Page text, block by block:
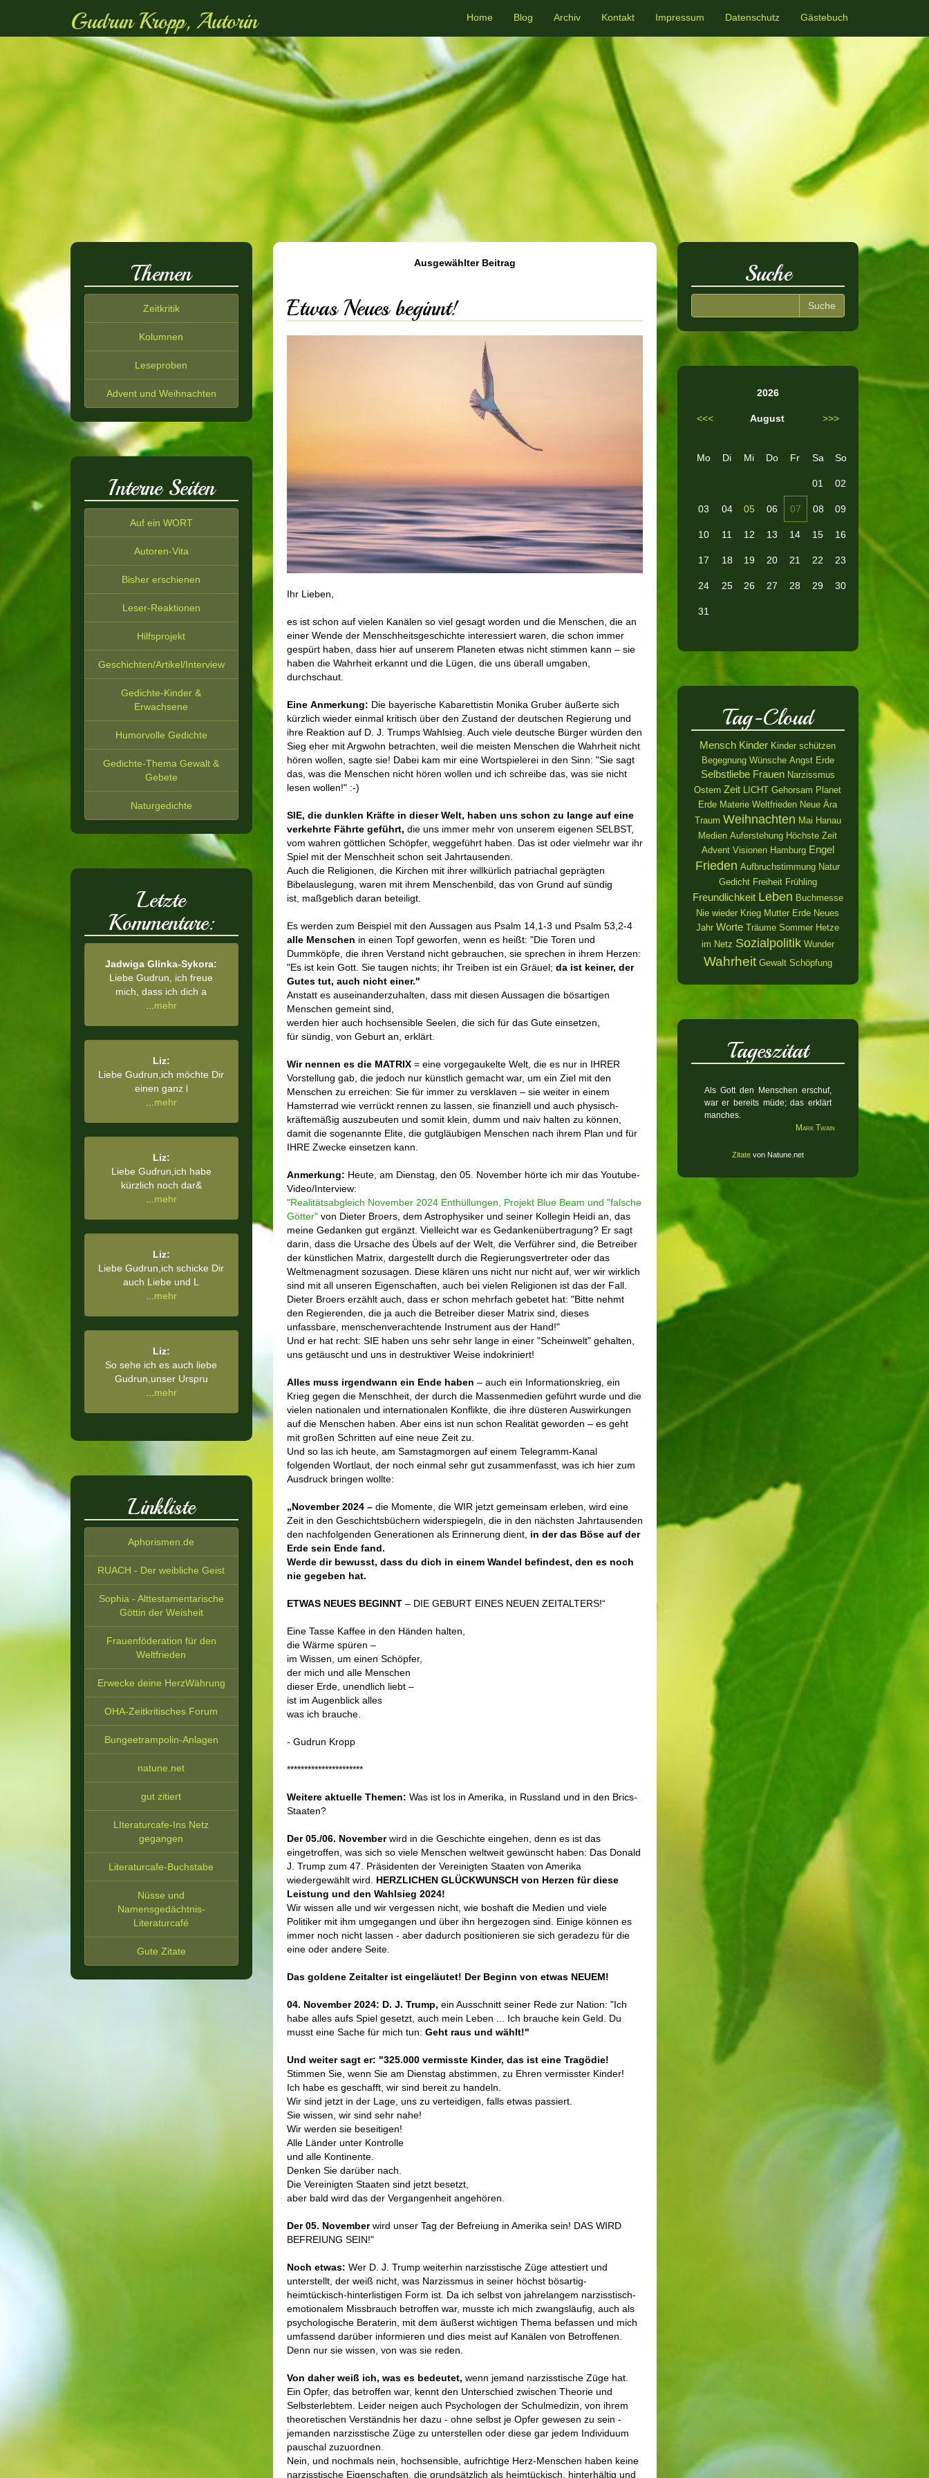
Gudrun Kropp, Autorin Home Blog Archiv Kontakt Impressum Datenschutz Gästebuch
Ausgewählter Beitrag
Etwas Neues beginnt!
Ihr Lieben,
es ist schon auf vielen Kanälen so viel gesagt worden und die Menschen, die an
einer Wende der Menschheitsgeschichte interessiert waren, die schon immer
gespürt haben, dass hier auf unserem Planeten etwas nicht stimmen kann – sie
haben die Wahrheit erkannt und die Lügen, die uns überall umgaben,
durchschaut.
Eine Anmerkung: Die bayerische Kabarettistin Monika Gruber äußerte sich
kürzlich wieder einmal kritisch über den Zustand der deutschen Regierung und
ihre Reaktion auf D. J. Trumps Wahlsieg. Auch viele deutsche Bürger würden den
Sieg eher mit Argwohn betrachten, weil die meisten Menschen die Wahrheit nicht
hören wollen, sagte sie! Dabei kam mir eine Wortspielerei in den Sinn: "Sie sagt
das, was die Menschen nicht hören wollen und ich schreibe das, was sie nicht
lesen wollen!" :-)
SIE, die dunklen Kräfte in dieser Welt, haben uns schon zu lange auf eine
verkehrte Fährte geführt, die uns immer mehr von unserem eigenen SELBST,
vom wahren göttlichen Schöpfer, weggeführt haben. Das ist oder vielmehr war ihr
Spiel mit der Menschheit schon seit Jahrtausenden.
Auch die Religionen, die Kirchen mit ihrer willkürlich patriachal geprägten
Bibelauslegung, waren mit ihrem Menschenbild, das von Grund auf sündig
ist, maßgeblich daran beteiligt.
Es werden zum Beispiel mit den Aussagen aus Psalm 14,1-3 und Psalm 53,2-4
alle Menschen in einen Topf geworfen, wenn es heißt: "Die Toren und
Dummköpfe, die ihren Verstand nicht gebrauchen, sie sprechen in ihrem Herzen:
"Es ist kein Gott. Sie taugen nichts; ihr Treiben ist ein Gräuel; da ist keiner, der
Gutes tut, auch nicht einer."
Anstatt es auseinanderzuhalten, dass mit diesen Aussagen die bösartigen
Menschen gemeint sind,
werden hier auch hochsensible Seelen, die sich für das Gute einsetzen,
für sündig, von Geburt an, erklärt.
Wir nennen es die MATRIX= eine vorgegaukelte Welt, die es nur in IHRER
Vorstellung gab, die jedoch nur künstlich gemacht war, um ein Ziel mit den
Menschen zu erreichen: Sie für immer zu versklaven – sie weiter in einem
Hamsterrad wie verrückt rennen zu lassen, sie finanziell und auch physisch-
kräftemäßig auszubeuten und somit klein, dumm und naiv halten zu können,
damit die sogenannte Elite, die gutgläubigen Menschen nach ihrem Plan und für
IHRE Zwecke einsetzen kann.
Anmerkung: Heute, am Dienstag, den 05. November hörte ich mir das Youtube-
Video/Interview:
"Realitätsabgleich November 2024 Enthüllungen, Projekt Blue Beam und "falsche
Götter" von Dieter Broers, dem Astrophysiker und seiner Kollegin Heidi an, das
meine Gedanken gut ergänzt. Vielleicht war es Gedankenübertragung? Er sagt
darin, dass die Ursache des Übels auf der Welt, die Verführer sind, die Betreiber
der künstlichen Matrix, dargestellt durch die Regierungsvertreter oder das
Weltmenagment sozusagen. Diese klären uns nicht nur nicht auf, wer wir wirklich
sind mit all unseren Eigenschaften, auch bei vielen Religionen ist das der Fall.
Dieter Broers erzählt auch, dass er schon mehrfach gebetet hat: "Bitte nehmt
den Regierenden, die ja auch die Betreiber dieser Matrix sind, dieses
unfassbare, menschenverachtende Instrument aus der Hand!"
Und er hat recht: SIE haben uns sehr sehr lange in einer "Scheinwelt" gehalten,
uns getäuscht und uns in destruktiver Weise indokriniert!
Alles muss irgendwann ein Ende haben – auch ein Informationskrieg, ein
Krieg gegen die Menschheit, der durch die Massenmedien geführt wurde und die
vielen nationalen und internationalen Konflikte, die ihre düsteren Auswirkungen
auf die Menschen haben. Aber eins ist nun schon Realität geworden – es geht
mit großen Schritten auf eine neue Zeit zu.
Und so las ich heute, am Samstagmorgen auf einem Telegramm-Kanal
folgenden Wortlaut, der noch einmal sehr gut zusammenfasst, was ich hier zum
Ausdruck bringen wollte:
„November 2024 – die Momente, die WIR jetzt gemeinsam erleben, wird eine
Zeit in den Geschichtsbüchern widerspiegeln, die in den nächsten Jahrtausenden
den nachfolgenden Generationen als Erinnerung dient, in der das Böse auf der
Erde sein Ende fand.
Werde dir bewusst, dass du dich in einem Wandel befindest, den es noch
nie gegeben hat.
ETWAS NEUES BEGINNT – DIE GEBURT EINES NEUEN ZEITALTERS!“
Eine Tasse Kaffee in den Händen halten,
die Wärme spüren –
im Wissen, um einen Schöpfer,
der mich und alle Menschen
dieser Erde, unendlich liebt –
ist im Augenblick alles
was ich brauche.
- Gudrun Kropp
**********************
Weitere aktuelle Themen: Was ist los in Amerika, in Russland und in den Brics-
Staaten?
Der 05./06. Novemberwird in die Geschichte eingehen, denn es ist das
eingetroffen, was sich so viele Menschen weltweit gewünscht haben: Das Donald
J. Trump zum 47. Präsidenten der Vereinigten Staaten von Amerika
wiedergewählt wird. HERZLICHEN GLÜCKWUNSCH von Herzen für diese
Leistung und den Wahlsieg 2024!
Wir wissen alle und wir vergessen nicht, wie boshaft die Medien und viele
Politiker mit ihm umgegangen und über ihn hergezogen sind. Einige können es
immer noch nicht lassen - aber dadurch positionieren sie sich geradezu für die
eine oder andere Seite.
Das goldene Zeitalter ist eingeläutet! Der Beginn von etwas NEUEM!
04. November 2024: D. J. Trump, ein Ausschnitt seiner Rede zur Nation: "Ich
habe alles aufs Spiel gesetzt, auch mein Leben ... Ich brauche kein Geld. Du
musst eine Sache für mich tun: Geht raus und wählt!"
Und weiter sagt er: "325.000 vermisste Kinder, das ist eine Tragödie!
Stimmen Sie, wenn Sie am Dienstag abstimmen, zu Ehren vermisster Kinder!
Ich habe es geschafft, wir sind bereit zu handeln.
Wir sind jetzt in der Lage, uns zu verteidigen, falls etwas passiert.
Sie wissen, wir sind sehr nahe!
Wir werden sie beseitigen!
Alle Länder unter Kontrolle
und alle Kontinente.
Denken Sie darüber nach.
Die Vereinigten Staaten sind jetzt besetzt,
aber bald wird das der Vergangenheit angehören.
Der 05. Novemberwird unser Tag der Befreiung in Amerika sein! DAS WIRD
BEFREIUNG SEIN!"
Noch etwas: Wer D. J. Trump weiterhin narzisstische Züge attestiert und
unterstellt, der weiß nicht, was Narzissmus in seiner höchst bösartig-
heimtückisch-hinterlistigen Form ist. Da ich selbst von jahrelangem narzisstisch-
emotionalem Missbrauch betroffen war, musste ich mich zwangsläufig, auch als
psychologische Beraterin, mit dem äußerst wichtigen Thema befassen und mich
umfassend darüber informieren und dies meist auf Kanälen von Betroffenen.
Denn nur sie wissen, von was sie reden.
Von daher weiß ich, was es bedeutet, wenn jemand narzisstische Züge hat.
Ein Opfer, das betroffen war, kennt den Unterschied zwischen Theorie und
Selbsterlebtem. Leider neigen auch Psychologen der Schulmedizin, von ihrem
theoretischen Verständnis her dazu - ohne selbst je Opfer gewesen zu sein -
jemanden narzisstische Züge zu unterstellen oder diese gar jedem Individuum
pauschal zuzuordnen.
Nein, und nochmals nein, hochsensible, aufrichtige Herz-Menschen haben keine
narzisstische Eigenschaften, die grundsätzlich als heimtückisch, hinterhältig und
Themen
Zeitkritik
Kolumnen
Leseproben
Advent und Weihnachten
Interne Seiten
Auf ein WORT
Autoren-Vita
Bisher erschienen
Leser-Reaktionen
Hilfsprojekt
Geschichten/Artikel/Interview
Gedichte-Kinder &
Erwachsene
Humorvolle Gedichte
Gedichte-Thema Gewalt &
Gebete
Naturgedichte
Letzte
Kommentare:
Jadwiga Glinka-Sykora:
Liebe Gudrun, ich freue
mich, dass ich dich a
mehr
Liz:
Liebe Gudrun,ich möchte Dir
einen ganz l
mehr
Liz:
Liebe Gudrun,ich habe
kürzlich noch dar&
mehr
Liz:
Liebe Gudrun,ich schicke Dir
auch Liebe und L
mehr
Liz:
So sehe ich es auch liebe
Gudrun,unser Urspru
mehr
Linkliste
Aphorismen.de
RUACH - Der weibliche Geist
Sophia - Alttestamentarische
Göttin der Weisheit
Frauenföderation für den
Weltfrieden
Erwecke deine HerzWährung
OHA-Zeitkritisches Forum
Bungeetrampolin-Anlagen
natune.net
gut zitiert
LIteraturcafe-Ins Netz
gegangen
Literaturcafe-Buchstabe
Nüsse und
Namensgedächtnis-
Literaturcafé
Gute Zitate
Suche
2026
<<< August >>>
Mo Di Mi Do Fr Sa So
01 02
03 04 05 06 07 08 09
10 11 12 13 14 15 16
17 18 19 20 21 22 23
24 25 26 27 28 29 30
31
Tag-Cloud
Mensch Kinder Kinder schützen
Begegnung Wünsche Angst Erde
Selbstliebe Frauen Narzissmus
Ostern Zeit LICHT Gehorsam Planet
Erde Materie Weltfrieden Neue Ära
Traum Weihnachten Mai Hanau
Medien Auferstehung Höchste Zeit
Advent Visionen Hamburg Engel
Frieden Aufbruchstimmung Natur
Gedicht Freiheit Frühling
Freundlichkeit Leben Buchmesse
Nie wieder Krieg Mutter Erde Neues
Jahr Worte Träume Sommer Hetze
im Netz Sozialpolitik Wunder
Wahrheit Gewalt Schöpfung
Tageszitat
Als Gott den Menschen erschuf,
war er bereits müde; das erklärt
manches.
Mark Twain
Zitatevon Natune.net